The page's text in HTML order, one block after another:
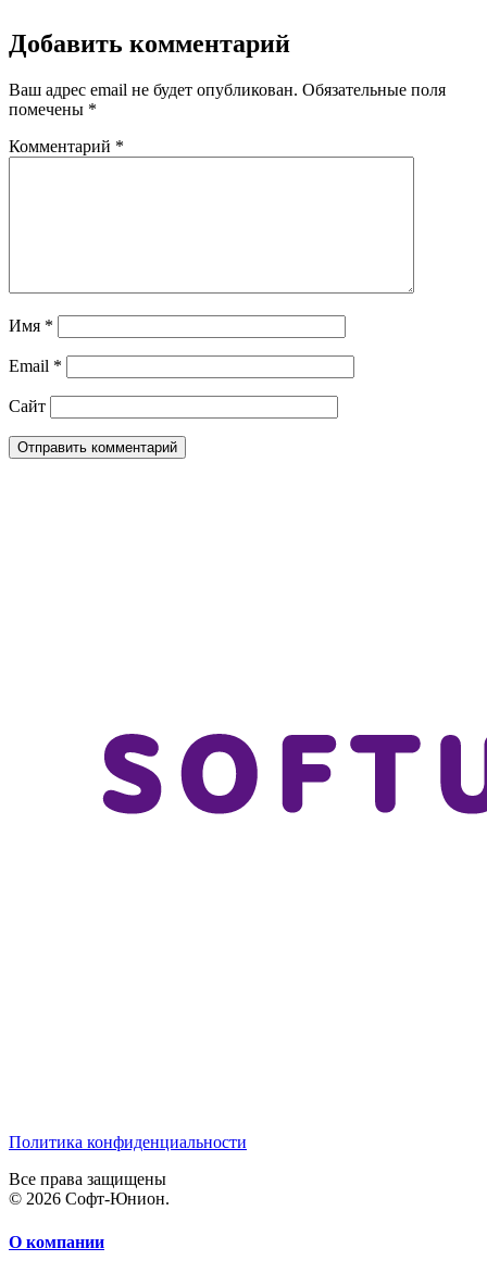
Добавить комментарий
Ваш адрес email не будет опубликован. Обязательные поля
помечены *
Комментарий *
Имя *
Email *
Сайт
Политика конфиденциальности
Все права защищены
© 2026 Софт-Юнион.
О компании